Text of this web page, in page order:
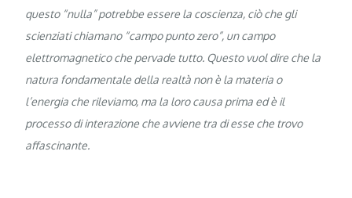
questo “nulla” potrebbe essere la coscienza, ciò che gli
scienziati chiamano “campo punto zero”, un campo
elettromagnetico che pervade tutto. Questo vuol dire che la
natura fondamentale della realtà non è la materia o
l’energia che rileviamo, ma la loro causa prima ed è il
processo di interazione che avviene tra di esse che trovo
affascinante.